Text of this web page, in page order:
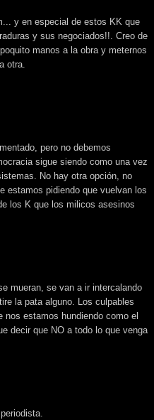
y en especial de estos KK que
y sus negociados!!. Creo de
manos a la obra y meternos
otra.
pero no debemos
sigue siendo como una vez
No hay otra opción, no
estamos pidiendo que vuelvan los
los K que los milicos asesinos
mueran, se van a ir intercalando
la pata alguno. Los culpables
estamos hundiendo como el
decir que NO a todo lo que venga